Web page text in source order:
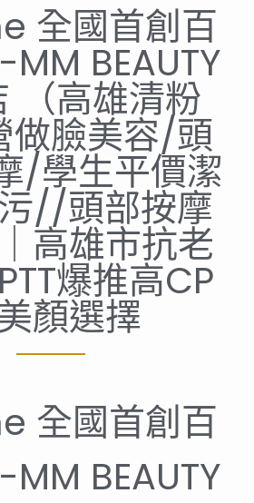
全國首創百
BEAUTY
（高雄清粉
做臉美容/頭
/學生平價潔
//頭部按摩
高雄市抗老
爆推高CP
顏選擇
全國首創百
BEAUTY